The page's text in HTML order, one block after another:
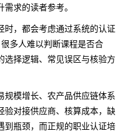
求的读者参考。
时，都会考虑通过系统的认证
多人难以判断课程是否合
选择逻辑、常见误区与核验方
模增长、农产品供应链体系
验对接供应商、核算成本，缺
到瓶颈，而正规的职业认证培